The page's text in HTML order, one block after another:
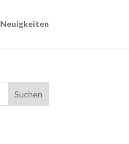
Neuigkeiten
Suchen